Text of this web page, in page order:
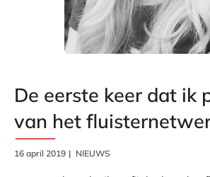
De eerste keer dat ik
van het
16 april 2019 NIEUWS